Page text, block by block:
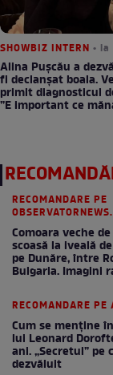
SHOWBIZ INTERN • la
Alina Pușcău a
fi declanșat boala.
primit diagnosticul
”E important ce
RECOMANDARE PE
Comoara veche
scoasă la iveală
pe Dunăre, între
Bulgaria. Imagini
RECOMANDARE PE
Cum se menţine
lui Leonard
ani. „Secretul” pe
dezvăluit